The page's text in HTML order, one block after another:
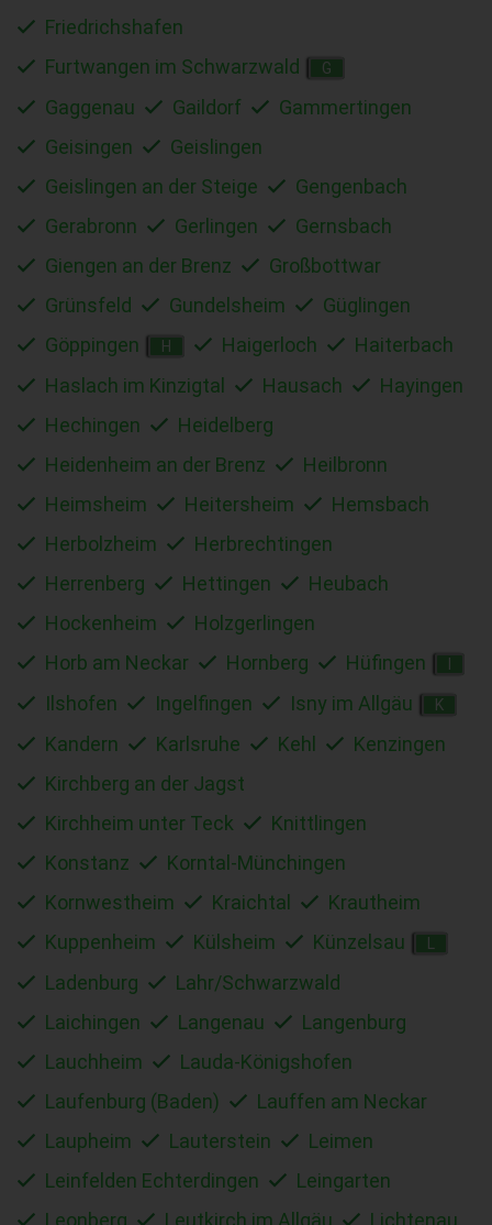
Friedrichshafen
Furtwangen im Schwarzwald
G
Gaggenau Gaildorf
Gammertingen
Geisingen
Geislingen
Geislingen an der Steige
Gengenbach
Gerabronn
Gerlingen
Gernsbach
Giengen an der Brenz
Großbottwar
Grünsfeld
Gundelsheim
Güglingen
Göppingen
H Haigerloch
Haiterbach
Haslach im Kinzigtal
Hausach
Hayingen
Hechingen
Heidelberg
Heidenheim an der Brenz
Heilbronn
Heimsheim
Heitersheim
Hemsbach
Herbolzheim
Herbrechtingen
Herrenberg
Hettingen
Heubach
Hockenheim
Holzgerlingen
Horb am Neckar
Hornberg Hüfingen
Ilshofen Ingelfingen Isny im Allgäu K
Kandern Karlsruhe Kehl
Kenzingen
Kirchberg an der Jagst
Kirchheim unter Teck
Knittlingen
Konstanz
Korntal-Münchingen
Kornwestheim
Kraichtal
Krautheim
Kuppenheim
Külsheim Künzelsau
Ladenburg
Lahr/Schwarzwald
Laichingen
Langenau
Langenburg
Lauchheim
Lauda-Königshofen
Laufenburg (Baden)
Lauffen am Neckar
Laupheim
Lauterstein
Leimen
Leinfelden Echterdingen
Leingarten
Leonberg
Leutkirch im Allgäu Lichtenau